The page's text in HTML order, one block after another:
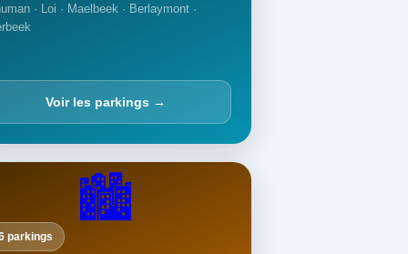
· Loi · Maelbeek · Berlaymont ·
Voir les parkings →
🏙️
parkings